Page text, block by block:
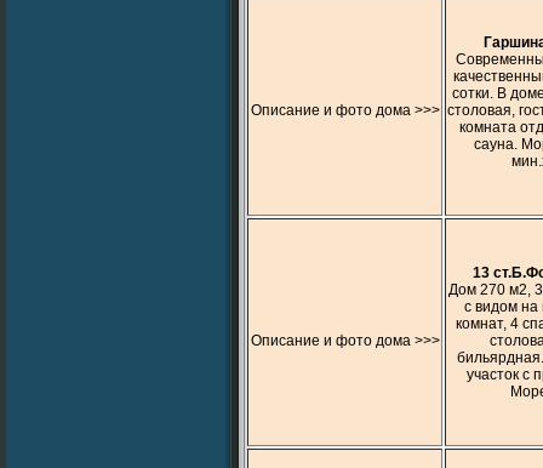
Описание и фото дома >>>
сотки. В
столовая,
комната
сауна.
Описание и фото дома >>>
13
Дом 270 м2,
с видом
комнат, 4
участок с